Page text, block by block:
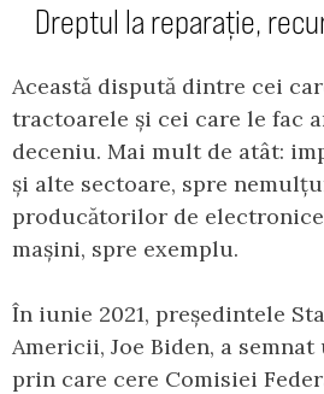
Dreptul la reparație,
Această dispută dintre cei
tractoarele și cei care le fac
deceniu. Mai mult de atât:
și alte sectoare, spre
producătorilor de
mașini, spre exemplu.
În iunie 2021, președintele
Americii, Joe Biden, a
prin care cere Comisiei